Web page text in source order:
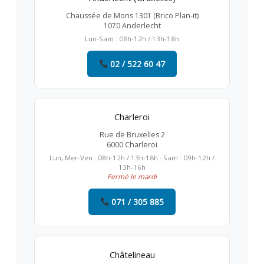
Chaussée de Mons 1301 (Brico Plan-it)
1070 Anderlecht
Lun-Sam : 08h-12h / 13h-18h
02 / 522 60 47
Charleroi
Rue de Bruxelles 2
6000 Charleroi
Lun, Mer-Ven : 08h-12h / 13h-18h · Sam : 09h-12h /
13h-16h
Fermé le mardi
071 / 305 885
Châtelineau